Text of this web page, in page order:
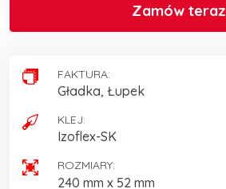
Zamów teraz
FAKTURA:
Gładka, Łupek
KLEJ:
Izoflex-SK
ROZMIARY:
240 mm x 52 mm